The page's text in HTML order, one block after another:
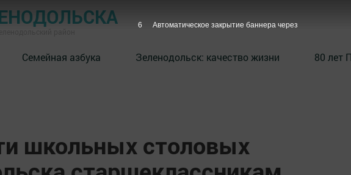
Семейная азбука ⁠Зеленодольск: качество жизни 80 лет
школьных столовых
5 Автоматическое закрытие баннера через